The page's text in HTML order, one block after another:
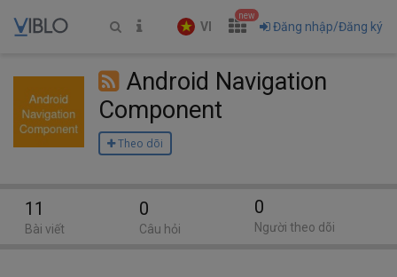
VI
new
Đăng nhập/Đăng ký
Android Navigation
Component
Theo dõi
11
Bài viết
0
Câu hỏi
0
Người theo dõi